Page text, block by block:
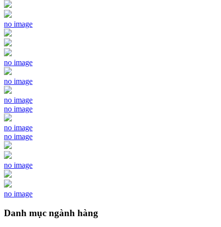
no image
no image
no image
no image
no image
no image
no image
no image
no image
Danh mục ngành hàng